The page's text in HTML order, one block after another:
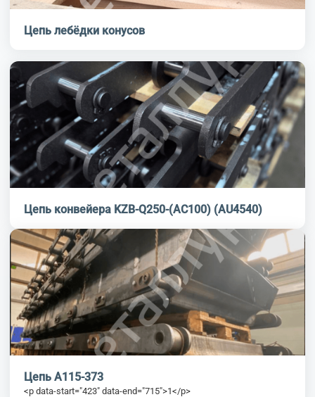
Цепь лебёдки конусов
Цепь конвейера KZB-Q250-(AC100) (AU4540)
Цепь А115-373
<p data-start="423" data-end="715">1</p>